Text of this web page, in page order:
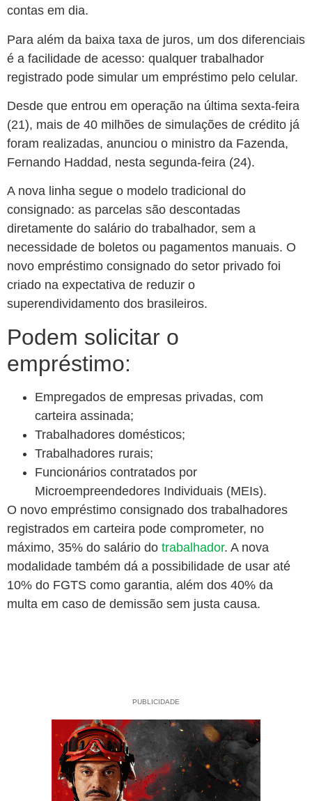
contas em dia.
Para além da baixa taxa de juros, um dos diferenciais
é a facilidade de acesso: qualquer trabalhador
registrado pode simular um empréstimo pelo celular.
Desde que entrou em operação na última sexta-feira
(21), mais de 40 milhões de simulações de crédito já
foram realizadas, anunciou o ministro da Fazenda,
Fernando Haddad, nesta segunda-feira (24).
A nova linha segue o modelo tradicional do
consignado: as parcelas são descontadas
diretamente do salário do trabalhador, sem a
necessidade de boletos ou pagamentos manuais. O
novo empréstimo consignado do setor privado foi
criado na expectativa de reduzir o
superendividamento dos brasileiros.
Podem solicitar o
empréstimo:
Empregados de empresas privadas, com
carteira assinada;
Trabalhadores domésticos;
Trabalhadores rurais;
Funcionários contratados por
Microempreendedores Individuais (MEIs).
O novo empréstimo consignado dos trabalhadores
registrados em carteira pode comprometer, no
máximo, 35% do salário do trabalhador. A nova
modalidade também dá a possibilidade de usar até
10% do FGTS como garantia, além dos 40% da
multa em caso de demissão sem justa causa.
PUBLICIDADE